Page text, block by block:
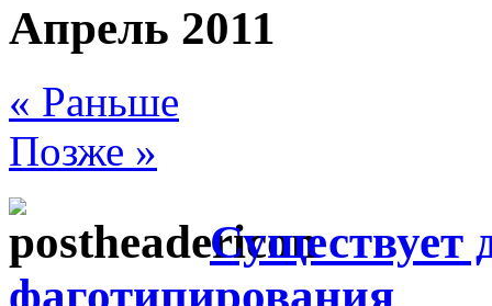
Апрель 2011
« Раньше
Позже »
Существует
фаготипирования